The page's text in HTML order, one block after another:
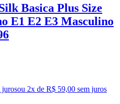
Basica Plus Size
E1 E2 E3 Masculino
jurosou 2x de R$ 59,00 sem juros